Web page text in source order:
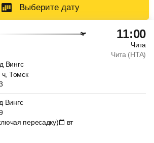
Выберите дату
11:00
Чита
Чита (HTA)
Вингс
Томск
Вингс
пересадку)
вт